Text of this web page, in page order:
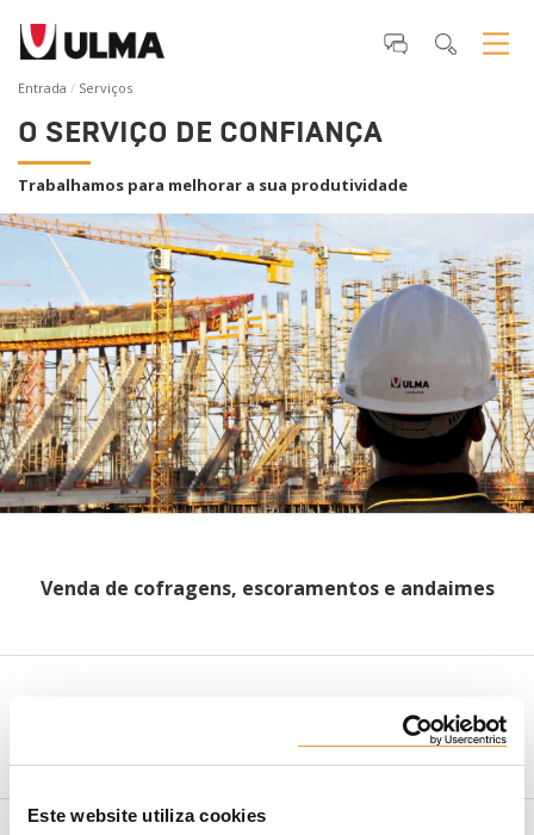
Este website utiliza cookies
Entrada Serviços
O SERVIÇO DE CONFIANÇA
Trabalhamos para melhorar a sua produtividade
Venda de cofragens, escoramentos e andaimes
Aluguer de cofragens, escoramentos e andaimes